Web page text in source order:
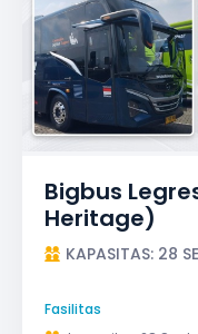
Bigbus
Heritage)
KAPASITAS: 28
Fasilitas